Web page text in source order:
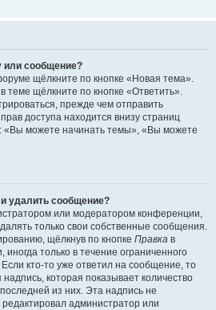
или сообщение?
щёлкните по кнопке «Новая тема».
щёлкните по кнопке «Ответить».
прежде чем отправить
доступа находится внизу страниц
можете начинать темы», «Вы можете
удалить сообщение?
или модератором конференции,
только свои собственные сообщения.
щёлкнув по кнопке Правка в
только в течение ограниченного
кто-то уже ответил на сообщение, то
которая показывает количество
из них. Эта надпись не
администратор или